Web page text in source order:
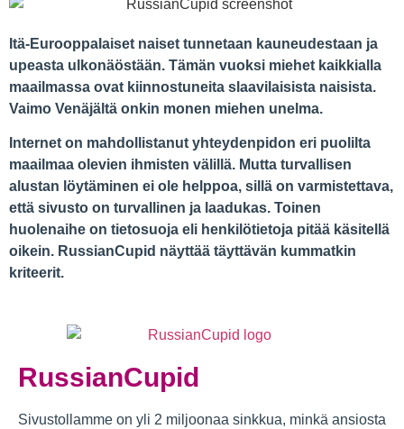
Itä-Eurooppalaiset naiset tunnetaan kauneudestaan ja
upeasta ulkonäöstään. Tämän vuoksi miehet kaikkialla
maailmassa ovat kiinnostuneita slaavilaisista naisista.
Vaimo Venäjältä onkin monen miehen unelma.
Internet on mahdollistanut yhteydenpidon eri puolilta
maailmaa olevien ihmisten välillä. Mutta turvallisen
alustan löytäminen ei ole helppoa, sillä on varmistettava,
että sivusto on turvallinen ja laadukas. Toinen
huolenaihe on tietosuoja eli henkilötietoja pitää käsitellä
oikein. RussianCupid näyttää täyttävän kummatkin
kriteerit.
RussianCupid
Sivustollamme on yli 2 miljoonaa sinkkua, minkä ansiosta